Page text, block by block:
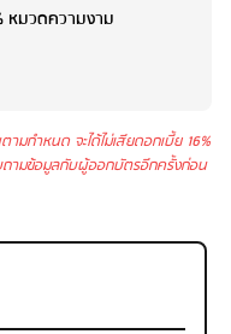
หมวดความงาม
ามกำหนด จะได้ไม่เสียดอกเบี้ย 16%
ถามข้อมูลกับผู้ออกบัตรอีกครั้งก่อน